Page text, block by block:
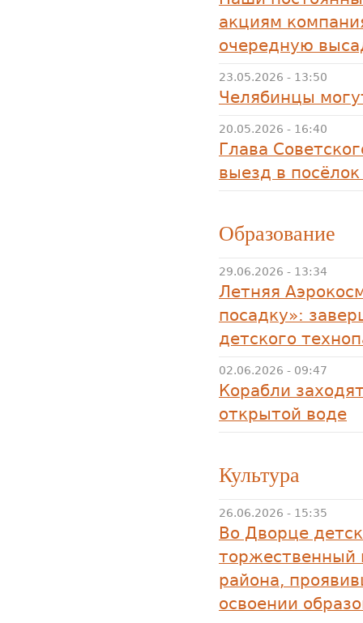
акциям
очередную
23.05.2026 - 13:50
Челябинцы
20.05.2026 - 16:40
Глава
выезд в
Образование
29.06.2026 - 13:34
Летняя
посадку»:
детского
02.06.2026 - 09:47
Корабли
открытой воде
Культура
26.06.2026 - 15:35
Во Дворце
торжественный
района,
освоении